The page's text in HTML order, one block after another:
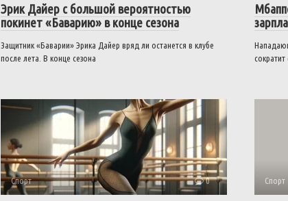
Эрик Дайер с большой вероятностью
покинет «Баварию» в конце сезона
Защитник «Баварии» Эрика Дайер вряд ли останется в клубе
после лета. В конце сезона
Спорт 0 Спорт